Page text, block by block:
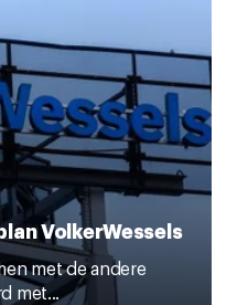
VolkerWessels
met de andere
met...